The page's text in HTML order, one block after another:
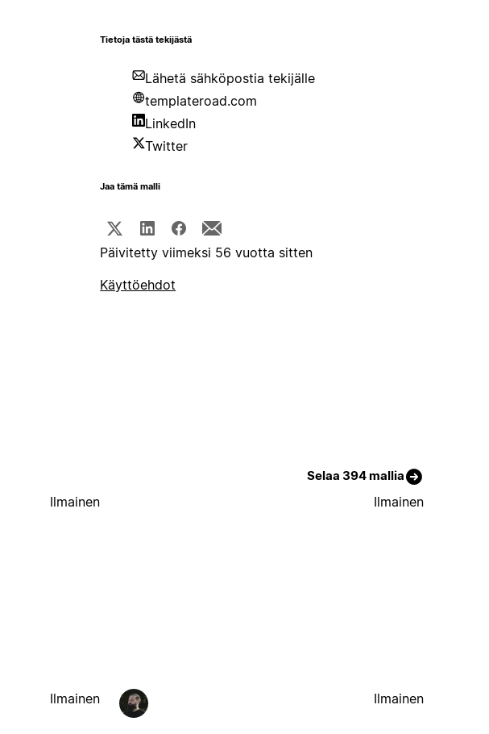
Tietoja tästä tekijästä
Lähetä sähköpostia tekijälle
templateroad.com
LinkedIn
Twitter
Jaa tämä malli
Päivitetty viimeksi 56 vuotta sitten
Käyttöehdot
Selaa 394 mallia
Ilmainen Ilmainen
Ilmainen Ilmainen